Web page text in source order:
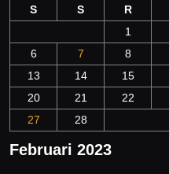
Februari 2023
S S R
1
6
7 8
13
14 15
20
21 22
27
28